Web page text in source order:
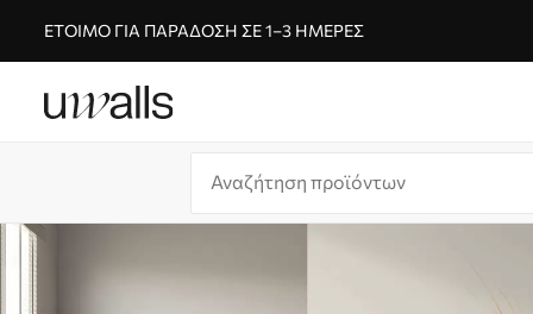
ΈΤΟΙΜΟ ΓΙΑ ΠΑΡΆΔΟΣΗ ΣΕ 1–3 ΗΜΈΡΕΣ